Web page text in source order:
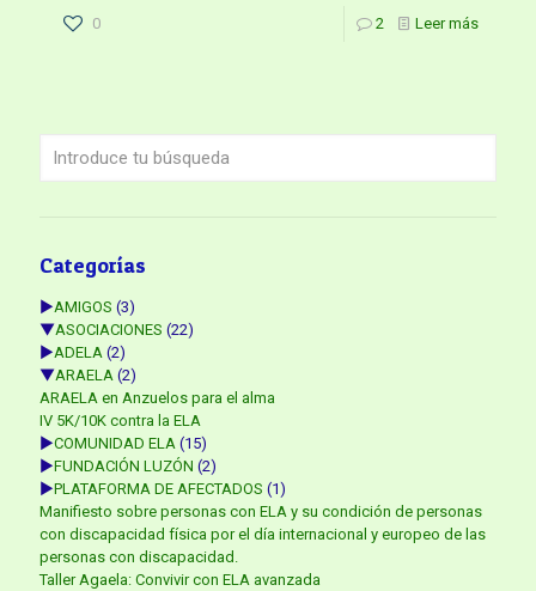
0 2 Leer más
Categorías
►AMIGOS (3)
▼ASOCIACIONES (22)
►ADELA (2)
▼ARAELA (2)
ARAELA en Anzuelos para el alma
IV 5K/10K contra la ELA
►COMUNIDAD ELA (15)
►FUNDACIÓN LUZÓN (2)
►PLATAFORMA DE AFECTADOS (1)
Manifiesto sobre personas con ELA y su condición de personas
con discapacidad física por el día internacional y europeo de las
personas con discapacidad.
Taller Agaela: Convivir con ELA avanzada